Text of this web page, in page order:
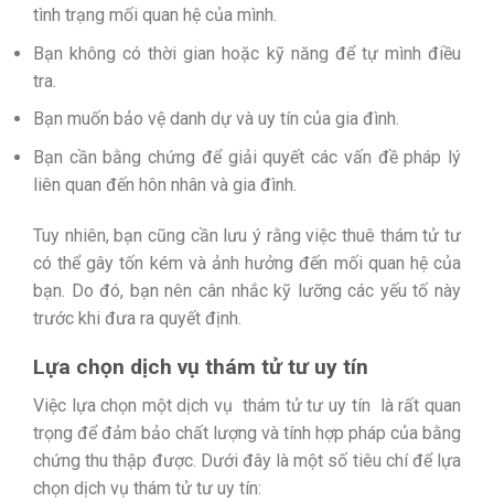
tình trạng mối quan hệ của mình.
Bạn không có thời gian hoặc kỹ năng để tự mình điều
tra.
Bạn muốn bảo vệ danh dự và uy tín của gia đình.
Bạn cần bằng chứng để giải quyết các vấn đề pháp lý
liên quan đến hôn nhân và gia đình.
Tuy nhiên, bạn cũng cần lưu ý rằng việc thuê thám tử tư
có thể gây tốn kém và ảnh hưởng đến mối quan hệ của
bạn. Do đó, bạn nên cân nhắc kỹ lưỡng các yếu tố này
trước khi đưa ra quyết định.
Lựa chọn dịch vụ thám tử tư uy tín
Việc lựa chọn một dịch vụ thám tử tư uy tín là rất quan
trọng để đảm bảo chất lượng và tính hợp pháp của bằng
chứng thu thập được. Dưới đây là một số tiêu chí để lựa
chọn dịch vụ thám tử tư uy tín: